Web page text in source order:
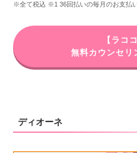
※全て税込 ※1 36回払いの毎月のお支払
【ラコ
無料カウンセリ
ディオーネ